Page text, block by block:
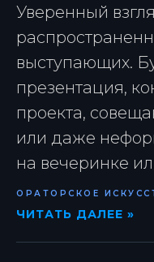
Уверенный
выступающих.
презентация,
проекта,
или даже
на вечеринке
ОРАТОРСКОЕ
ЧИТАТЬ ДАЛЕЕ »